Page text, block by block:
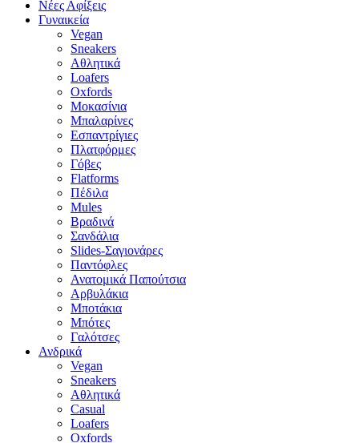
Νέες Αφίξεις
Γυναικεία
Vegan
Sneakers
Αθλητικά
Loafers
Oxfords
Μοκασίνια
Μπαλαρίνες
Εσπαντρίγιες
Πλατφόρμες
Γόβες
Flatforms
Πέδιλα
Mules
Βραδινά
Σανδάλια
Slides-Σαγιονάρες
Παντόφλες
Ανατομικά Παπούτσια
Αρβυλάκια
Μποτάκια
Μπότες
Γαλότσες
Ανδρικά
Vegan
Sneakers
Αθλητικά
Casual
Loafers
Oxfords